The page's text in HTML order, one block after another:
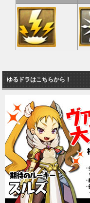
ゆるドラはこちらから！